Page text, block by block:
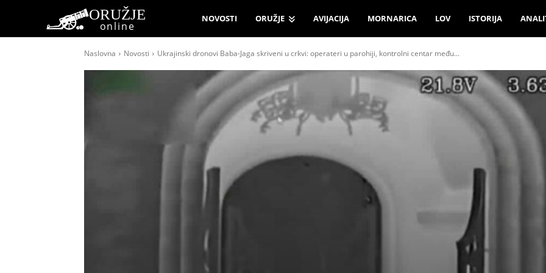
ORUŽJE
online
NOVOSTI ORUŽJE AVIJACIJA MORNARICA LOV ISTORIJA
Naslovna Novosti Ukrajinski dronovi Baba-Jaga skriveni u crkvi: operateri u parohiji, kontrolni centar među...